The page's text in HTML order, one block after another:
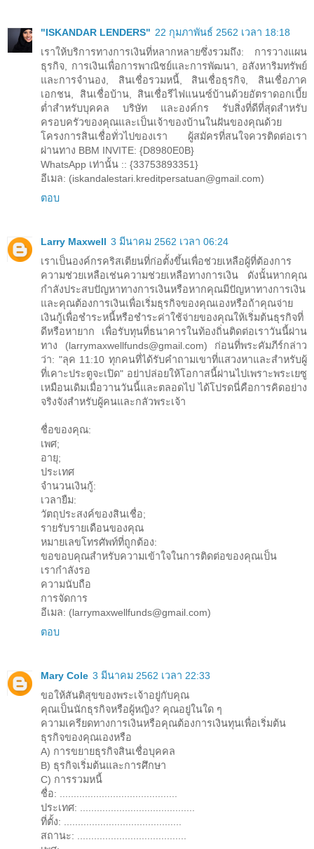
"ISKANDAR LENDERS" 22 กุมภาพันธ์ 2562 เวลา 18:18
เราให้บริการทางการเงินที่หลากหลายซึ่งรวมถึง: การวางแผน
ธุรกิจ, การเงินเพื่อการพาณิชย์และการพัฒนา, อสังหาริมทรัพย์
และการจำนอง, สินเชื่อรวมหนี้, สินเชื่อธุรกิจ, สินเชื่อภาค
เอกชน, สินเชื่อบ้าน, สินเชื่อรีไฟแนนซ์บ้านด้วยอัตราดอกเบี้ย
ต่ำสำหรับบุคคล บริษัท และองค์กร รับสิ่งที่ดีที่สุดสำหรับ
ครอบครัวของคุณและเป็นเจ้าของบ้านในฝันของคุณด้วย
โครงการสินเชื่อทั่วไปของเรา ผู้สมัครที่สนใจควรติดต่อเรา
ผ่านทาง BBM INVITE: {D8980E0B}
WhatsApp เท่านั้น :: {33753893351}
อีเมล: (iskandalestari.kreditpersatuan@gmail.com)
ตอบ
Larry Maxwell 3 มีนาคม 2562 เวลา 06:24
เราเป็นองค์กรคริสเตียนที่ก่อตั้งขึ้นเพื่อช่วยเหลือผู้ที่ต้องการ
ความช่วยเหลือเช่นความช่วยเหลือทางการเงิน ดังนั้นหากคุณ
กำลังประสบปัญหาทางการเงินหรือหากคุณมีปัญหาทางการเงิน
และคุณต้องการเงินเพื่อเริ่มธุรกิจของคุณเองหรือถ้าคุณจ่าย
เงินกู้เพื่อชำระหนี้หรือชำระค่าใช้จ่ายของคุณให้เริ่มต้นธุรกิจที่
ดีหรือหายาก เพื่อรับทุนที่ธนาคารในท้องถิ่นติดต่อเราวันนี้ผ่าน
ทาง (larrymaxwellfunds@gmail.com) ก่อนที่พระคัมภีร์กล่าว
ว่า: "ลุค 11:10 ทุกคนที่ได้รับคำถามเขาที่แสวงหาและสำหรับผู้
ที่เคาะประตูจะเปิด" อย่าปล่อยให้โอกาสนี้ผ่านไปเพราะพระเยซู
เหมือนเดิมเมื่อวานวันนี้และตลอดไป ได้โปรดนี่คือการคิดอย่าง
จริงจังสำหรับผู้คนและกลัวพระเจ้า
ชื่อของคุณ:
เพศ;
อายุ;
ประเทศ
จำนวนเงินกู้:
เวลายืม:
วัตถุประสงค์ของสินเชื่อ;
รายรับรายเดือนของคุณ
หมายเลขโทรศัพท์ที่ถูกต้อง:
ขอขอบคุณสำหรับความเข้าใจในการติดต่อของคุณเป็น
เรากำลังรอ
ความนับถือ
การจัดการ
อีเมล: (larrymaxwellfunds@gmail.com)
ตอบ
Mary Cole 3 มีนาคม 2562 เวลา 22:33
ขอให้สันติสุขของพระเจ้าอยู่กับคุณ
คุณเป็นนักธุรกิจหรือผู้หญิง? คุณอยู่ในใด ๆ
ความเครียดทางการเงินหรือคุณต้องการเงินทุนเพื่อเริ่มต้น
ธุรกิจของคุณเองหรือ
A) การขยายธุรกิจสินเชื่อบุคคล
B) ธุรกิจเริ่มต้นและการศึกษา
C) การรวมหนี้
ชื่อ: ..........................................
ประเทศ: .........................................
ที่ตั้ง: ..........................................
สถานะ: .......................................